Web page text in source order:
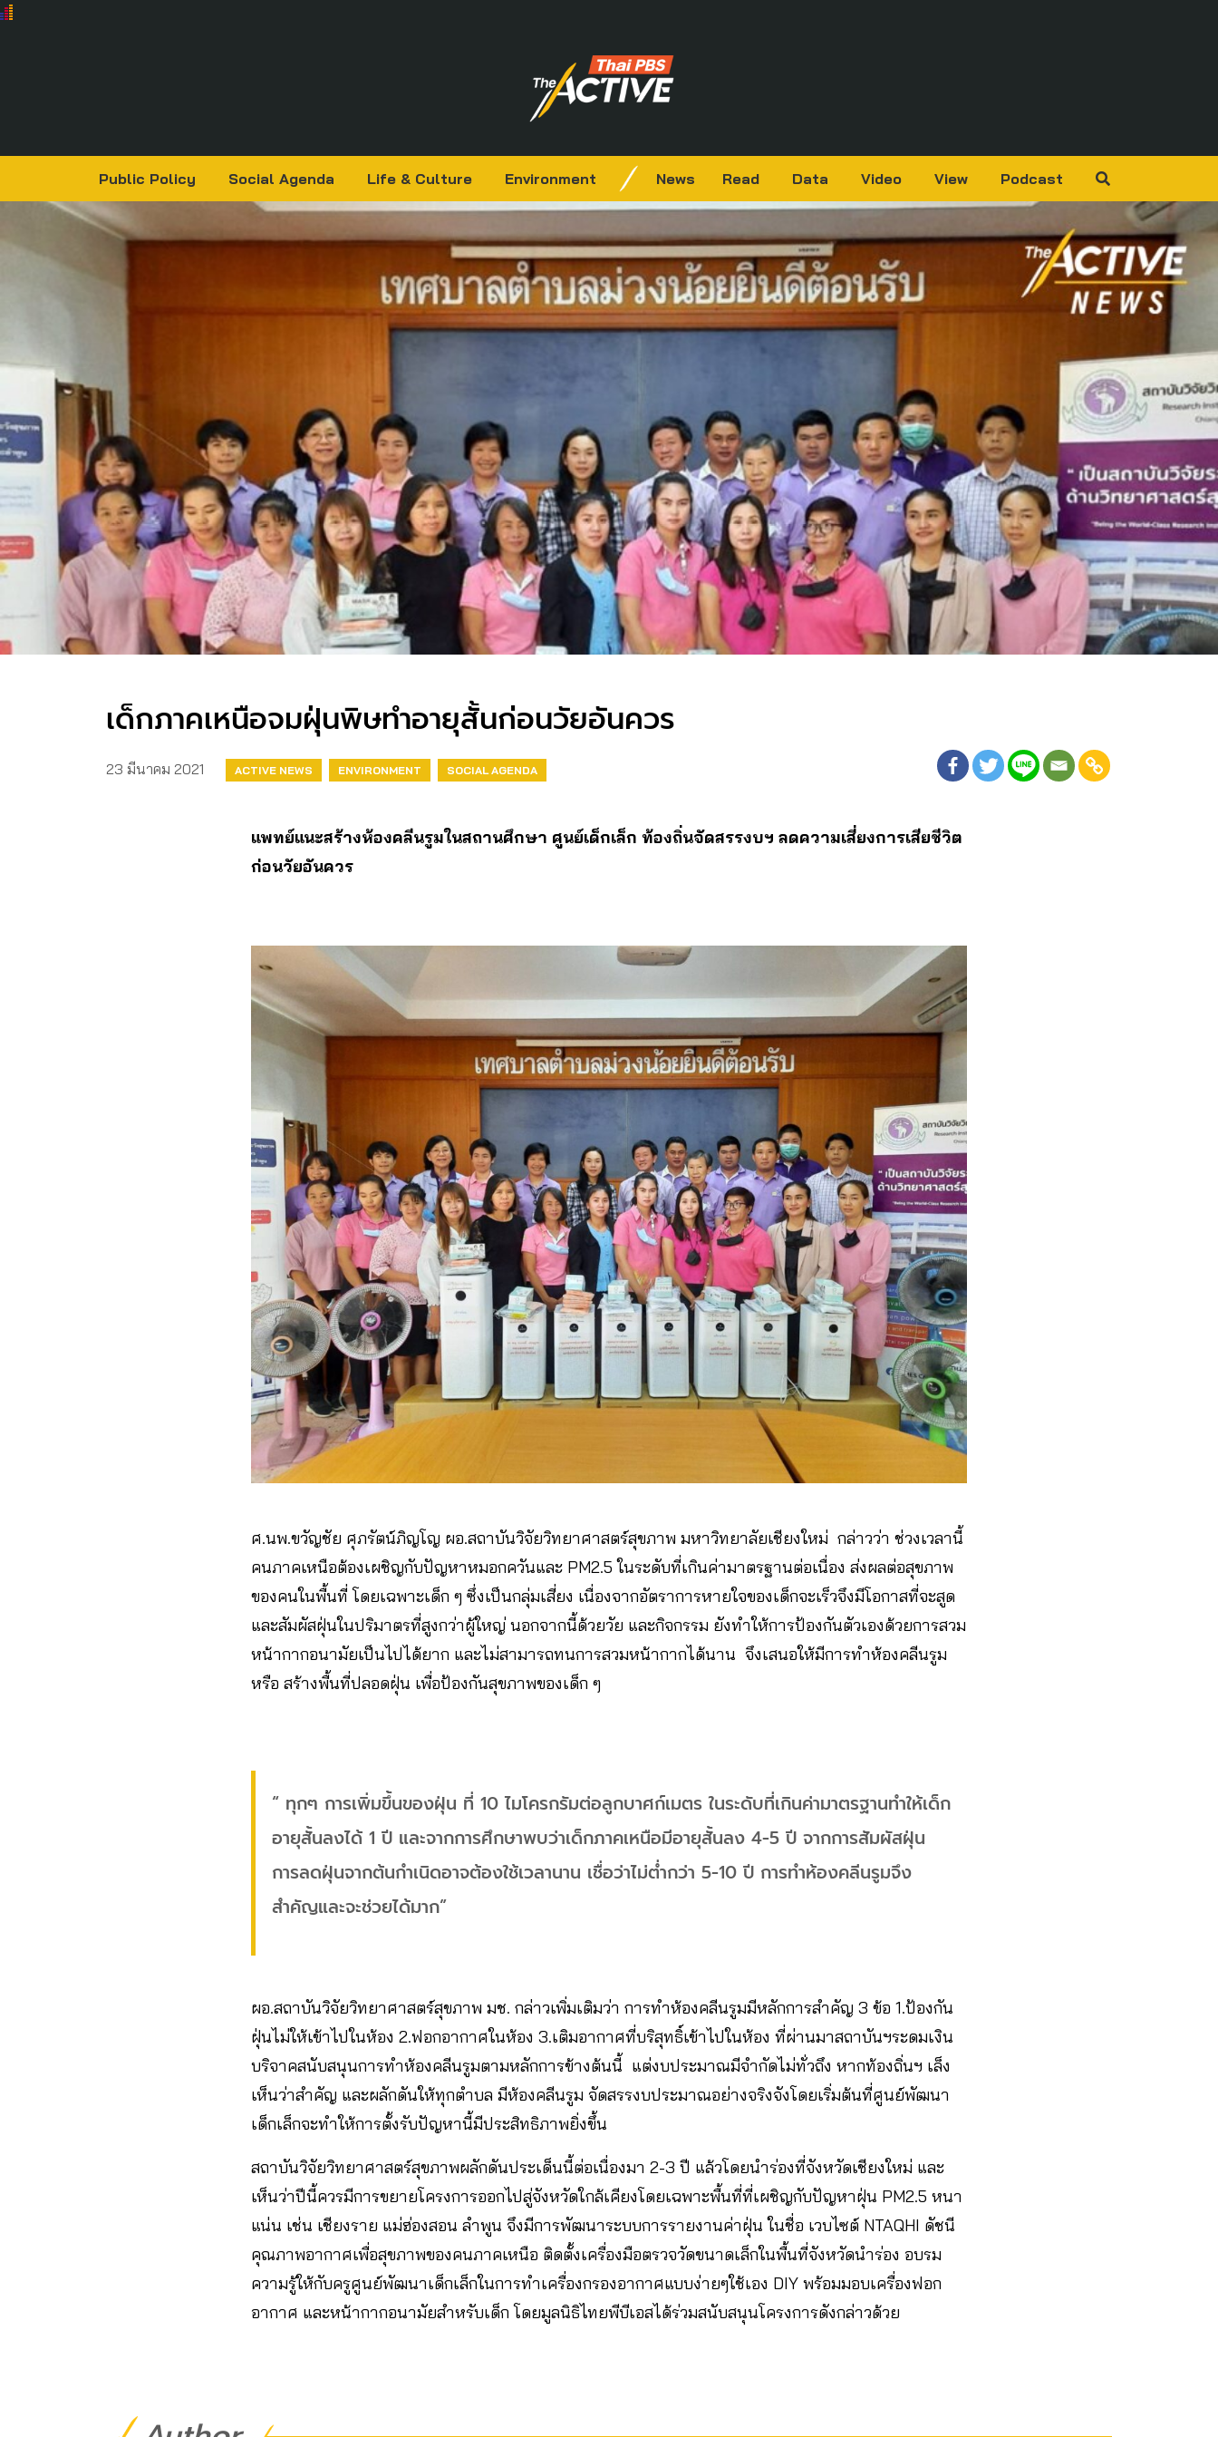
Public Policy Social Agenda Life & Culture Environment News Read Data Video View Podcast
เด็กภาคเหนือจมฝุ่นพิษทำอายุสั้นก่อนวัยอันควร
23 มีนาคม 2021 ACTIVE NEWS ENVIRONMENT SOCIAL AGENDA
แพทย์แนะสร้างห้องคลีนรูมในสถานศึกษา ศูนย์เด็กเล็ก ท้องถิ่นจัดสรรงบฯ ลดความเสี่ยงการเสียชีวิต
ก่อนวัยอันควร
ศ.นพ.ขวัญชัย ศุภรัตน์ภิญโญ ผอ.สถาบันวิจัยวิทยาศาสตร์สุขภาพ มหาวิทยาลัยเชียงใหม่ กล่าวว่า ช่วงเวลานี้
คนภาคเหนือต้องเผชิญกับปัญหาหมอกควันและ PM2.5 ในระดับที่เกินค่ามาตรฐานต่อเนื่อง ส่งผลต่อสุขภาพ
ของคนในพื้นที่ โดยเฉพาะเด็ก ๆ ซึ่งเป็นกลุ่มเสี่ยง เนื่องจากอัตราการหายใจของเด็กจะเร็วจึงมีโอกาสที่จะสูด
และสัมผัสฝุ่นในปริมาตรที่สูงกว่าผู้ใหญ่ นอกจากนี้ด้วยวัย และกิจกรรม ยังทำให้การป้องกันตัวเองด้วยการสวม
หน้ากากอนามัยเป็นไปได้ยาก และไม่สามารถทนการสวมหน้ากากได้นาน จึงเสนอให้มีการทำห้องคลีนรูม
หรือ สร้างพื้นที่ปลอดฝุ่น เพื่อป้องกันสุขภาพของเด็ก ๆ
“ ทุกๆ การเพิ่มขึ้นของฝุ่น ที่ 10 ไมโครกรัมต่อลูกบาศก์เมตร ในระดับที่เกินค่ามาตรฐานทำให้เด็ก
อายุสั้นลงได้ 1 ปี และจากการศึกษาพบว่าเด็กภาคเหนือมีอายุสั้นลง 4-5 ปี จากการสัมผัสฝุ่น
การลดฝุ่นจากต้นกำเนิดอาจต้องใช้เวลานาน เชื่อว่าไม่ต่ำกว่า 5-10 ปี การทำห้องคลีนรูมจึง
สำคัญและจะช่วยได้มาก”
ผอ.สถาบันวิจัยวิทยาศาสตร์สุขภาพ มช. กล่าวเพิ่มเติมว่า การทำห้องคลีนรูมมีหลักการสำคัญ 3 ข้อ 1.ป้องกัน
ฝุ่นไม่ให้เข้าไปในห้อง 2.ฟอกอากาศในห้อง 3.เติมอากาศที่บริสุทธิ์เข้าไปในห้อง ที่ผ่านมาสถาบันฯระดมเงิน
บริจาคสนับสนุนการทำห้องคลีนรูมตามหลักการข้างต้นนี้ แต่งบประมาณมีจำกัดไม่ทั่วถึง หากท้องถิ่นฯ เล็ง
เห็นว่าสำคัญ และผลักดันให้ทุกตำบล มีห้องคลีนรูม จัดสรรงบประมาณอย่างจริงจังโดยเริ่มต้นที่ศูนย์พัฒนา
เด็กเล็กจะทำให้การตั้งรับปัญหานี้มีประสิทธิภาพยิ่งขึ้น
สถาบันวิจัยวิทยาศาสตร์สุขภาพผลักดันประเด็นนี้ต่อเนื่องมา 2-3 ปี แล้วโดยนำร่องที่จังหวัดเชียงใหม่ และ
เห็นว่าปีนี้ควรมีการขยายโครงการออกไปสู่จังหวัดใกล้เคียงโดยเฉพาะพื้นที่ที่เผชิญกับปัญหาฝุ่น PM2.5 หนา
แน่น เช่น เชียงราย แม่ฮ่องสอน ลำพูน จึงมีการพัฒนาระบบการรายงานค่าฝุ่น ในชื่อ เวบไซต์ NTAQHI ดัชนี
คุณภาพอากาศเพื่อสุขภาพของคนภาคเหนือ ติดตั้งเครื่องมือตรวจวัดขนาดเล็กในพื้นที่จังหวัดนำร่อง อบรม
ความรู้ให้กับครูศูนย์พัฒนาเด็กเล็กในการทำเครื่องกรองอากาศแบบง่ายๆใช้เอง DIY พร้อมมอบเครื่องฟอก
อากาศ และหน้ากากอนามัยสำหรับเด็ก โดยมูลนิธิไทยพีบีเอสได้ร่วมสนับสนุนโครงการดังกล่าวด้วย